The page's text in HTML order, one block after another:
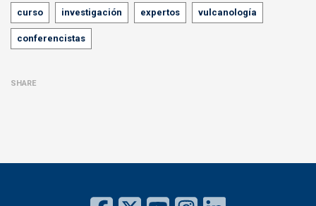
Tags
curso investigación expertos vulcanología
conferencistas
SHARE